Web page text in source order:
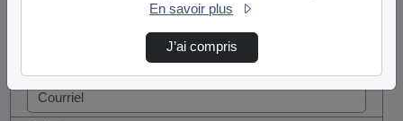
Courriel*
En savoir plus
J’ai compris